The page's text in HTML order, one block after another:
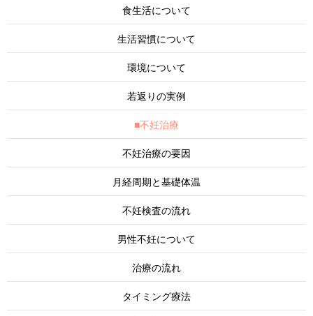
食生活について
生活習慣について
環境について
若返りの実例
■不妊治療
不妊治療の要因
月経周期と基礎体温
不妊検査の流れ
男性不妊について
治療の流れ
タイミング療法